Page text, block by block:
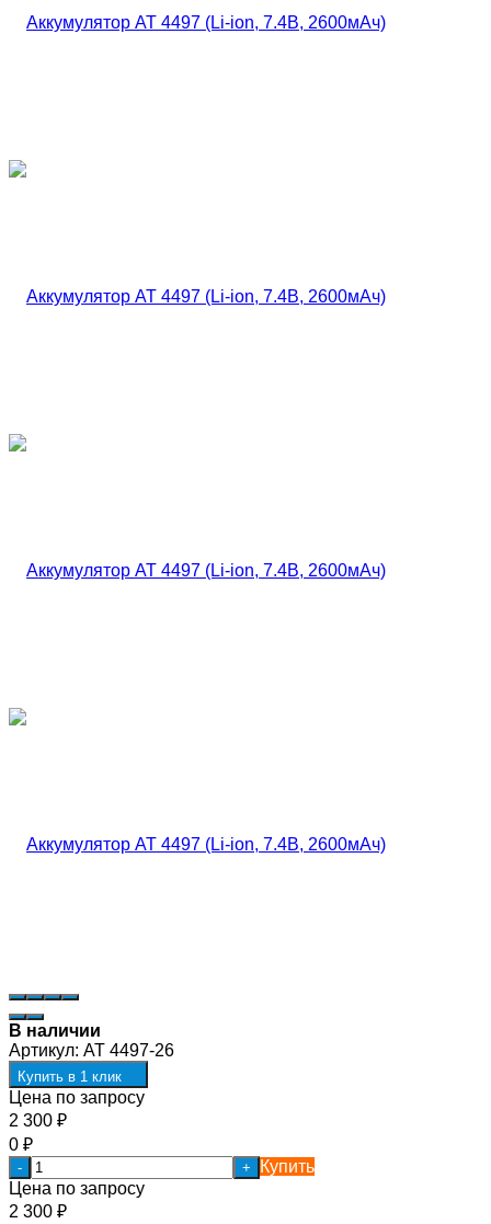
В наличии
Артикул: AT 4497-26
Купить в 1 клик
Цена по запросу
2 300 ₽
0 ₽
- +
Купить
Цена по запросу
2 300 ₽